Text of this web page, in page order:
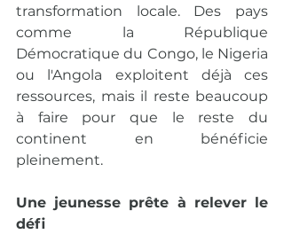
transformation locale. Des pays
comme la République
Démocratique du Congo, le Nigeria
ou l'Angola exploitent déjà ces
ressources, mais il reste beaucoup
à faire pour que le reste du
continent en bénéficie
pleinement.
Une jeunesse prête à relever le
défi